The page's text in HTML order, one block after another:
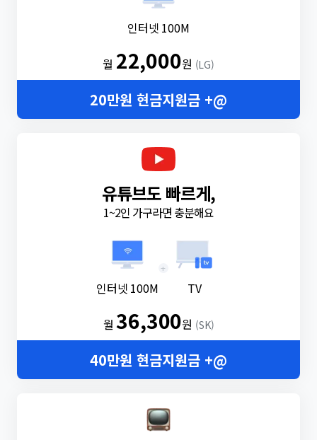
인터넷 100M
월 22,000원 (LG)
20만원 현금지원금 +@
유튜브도 빠르게,
1~2인 가구라면 충분해요
인터넷 100M
+
TV
월36,300원 (SK)
40만원 현금지원금 +@